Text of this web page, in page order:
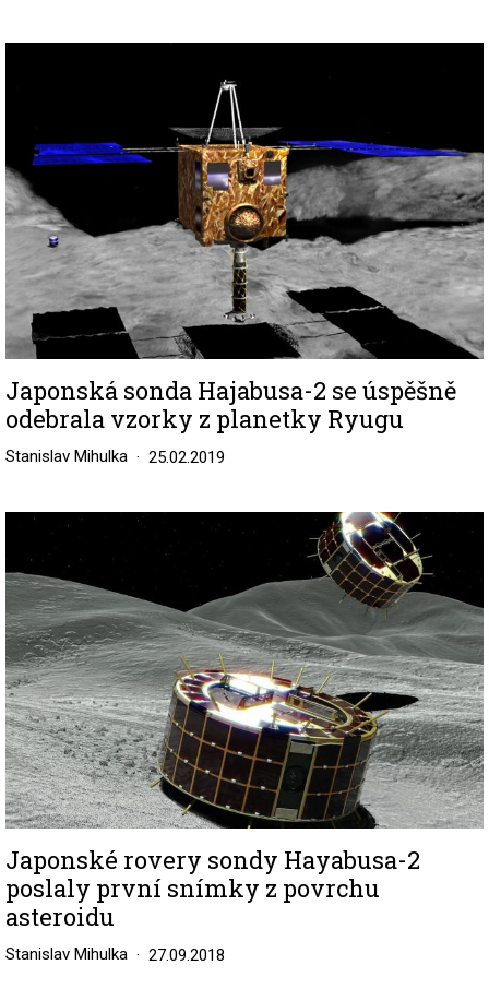
Japonská sonda Hajabusa-2 se úspěšně
odebrala vzorky z planetky Ryugu
Stanislav Mihulka 25.02.2019
Image
Japonské rovery sondy Hayabusa-2
poslaly první snímky z povrchu
asteroidu
Stanislav Mihulka 27.09.2018